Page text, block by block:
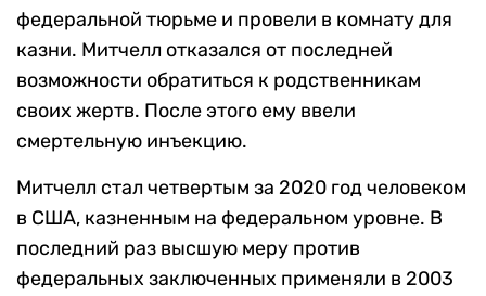
федеральной тюрьме и провели в комнату для
казни. Митчелл отказался от последней
возможности обратиться к родственникам
своих жертв. После этого ему ввели
смертельную инъекцию.
Митчелл стал четвертым за 2020 год человеком
в США, казненным на федеральном уровне. В
последний раз высшую меру против
федеральных заключенных применяли в 2003